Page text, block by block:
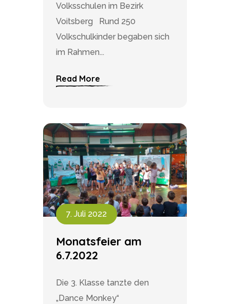
Volksschulen im Bezirk
Voitsberg Rund 250
Volkschulkinder begaben sich
im Rahmen...
Read More
7. Juli 2022
Monatsfeier am
6.7.2022
Die 3. Klasse tanzte den
„Dance Monkey“